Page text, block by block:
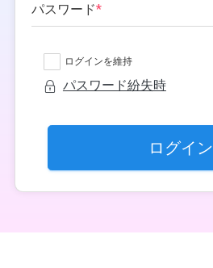
パスワード*
ログインを維持
パスワード紛失時
ログイン